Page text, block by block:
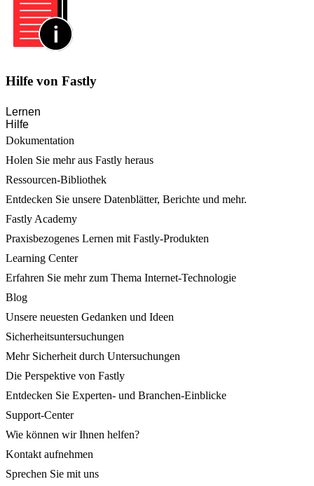
Hilfe von Fastly
Lernen
Hilfe
Dokumentation
Holen Sie mehr aus Fastly heraus
Ressourcen-Bibliothek
Entdecken Sie unsere Datenblätter, Berichte und mehr.
Fastly Academy
Praxisbezogenes Lernen mit Fastly-Produkten
Learning Center
Erfahren Sie mehr zum Thema Internet-Technologie
Blog
Unsere neuesten Gedanken und Ideen
Sicherheitsuntersuchungen
Mehr Sicherheit durch Untersuchungen
Die Perspektive von Fastly
Entdecken Sie Experten- und Branchen-Einblicke
Support-Center
Wie können wir Ihnen helfen?
Kontakt aufnehmen
Sprechen Sie mit uns